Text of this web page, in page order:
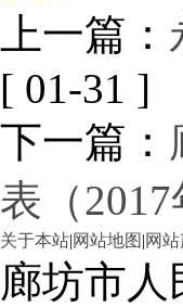
上一篇：
[ 01-31 ]
下一篇：
表（2017
关于本站|网站地图 |网
廊坊市